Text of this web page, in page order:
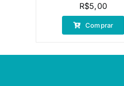
R$5,00
Comprar